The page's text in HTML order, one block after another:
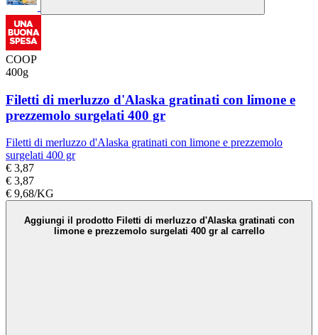
COOP
400g
Filetti di merluzzo d'Alaska gratinati con limone e
prezzemolo surgelati 400 gr
Filetti di merluzzo d'Alaska gratinati con limone e prezzemolo
surgelati 400 gr
€ 3,87
€ 3,87
€ 9,68/KG
Aggiungi il prodotto Filetti di merluzzo d'Alaska gratinati con
limone e prezzemolo surgelati 400 gr al carrello